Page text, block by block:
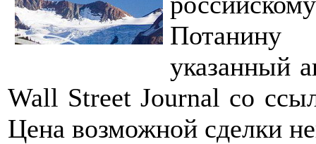
указанный
Wall Street Journal со
Цена возможной сделки